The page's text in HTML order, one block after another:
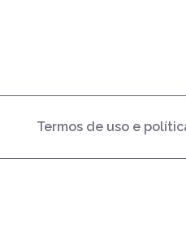
Termos de uso e